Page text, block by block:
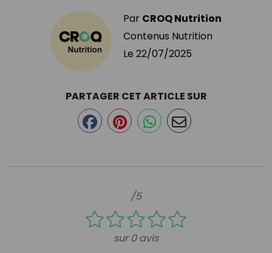
Par CROQ Nutrition
Contenus Nutrition
Le 22/07/2025
/5
sur 0 avis
PARTAGER CET ARTICLE SUR